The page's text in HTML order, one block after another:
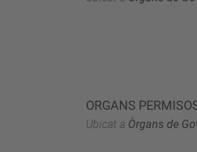
ORGANS
Ubicat a Òrgans de